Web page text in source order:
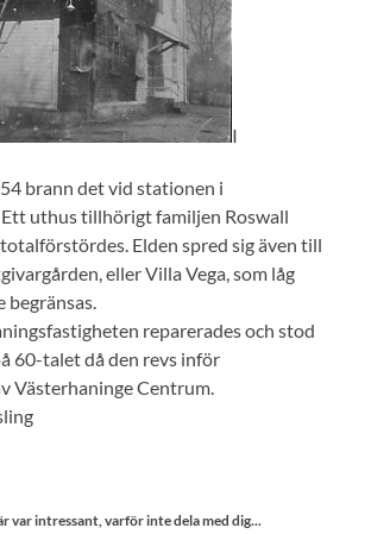
I
brann det vid stationen i
uthus tillhörigt familjen Roswall
Elden spred sig även till
eller Villa Vega, som låg
reparerades och stod
60-talet då den revs inför
Västerhaninge Centrum.
var intressant, varför inte dela med dig...